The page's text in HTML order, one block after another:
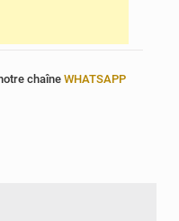
chaîne WHATSAPP